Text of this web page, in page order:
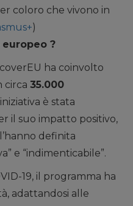
coloro che vivono in
)
europeo ?
ha coinvolto
circa 35.000
è stata
il suo impatto positivo,
definita
e “indimenticabile”.
19, il programma ha
adattandosi alle